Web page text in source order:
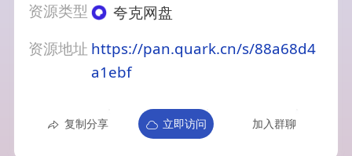
资源类型
夸克网盘
资源地址 https://pan.quark.cn/s/88a68d4
a1ebf
复制分享 立即访问 加入群聊